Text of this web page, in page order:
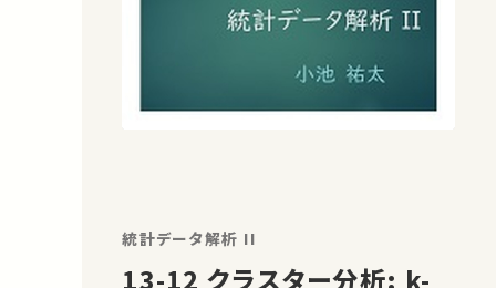
統計データ解析 II
13-12 クラスター分析: k-